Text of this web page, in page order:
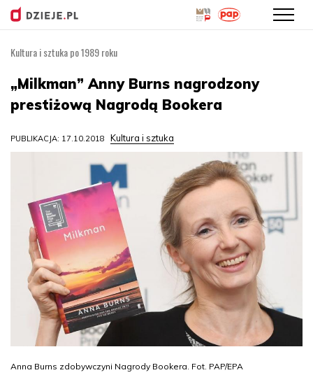
treści
Kultura i sztuka po 1989 roku
„Milkman” Anny Burns nagrodzony
prestiżową Nagrodą Bookera
PUBLIKACJA: 17.10.2018 Kultura i sztuka
Anna Burns zdobywczyni Nagrody Bookera. Fot. PAP/EPA